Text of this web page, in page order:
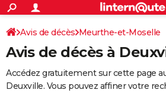
ACTUALITÉS
Politique
Société
Faits Divers
Education
Monde
Villes
+
SPORT
Coupe du monde 2026
Football
Tennis
Cyclisme
Rugby
Forum
Programme TV
TNT
Streaming
Cinéma
Sorties cinéma
Musique
+
FINANCE
S'inscrire
Connexion
Avis de décès Meurthe-et-Moselle
Avis de décès à
Accédez gratuitement sur cette page
Deuxville. Vous pouvez affiner votre